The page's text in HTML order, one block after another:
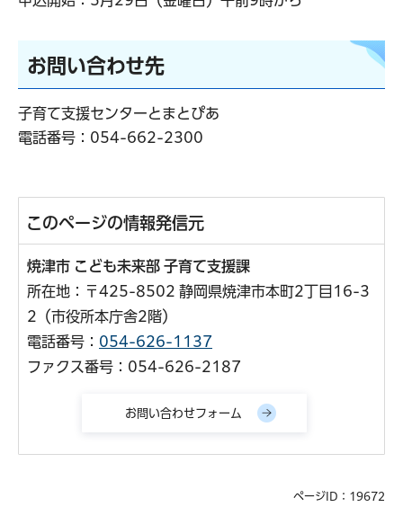
お問い合わせ先
子育て支援センターとまとぴあ
電話番号： 054-662-2300
このページの情報発信元
焼津市 こども未来部 子育て支援課
所在地：〒425-8502 静岡県焼津市本町2丁目16-3
2（市役所本庁舎2階）
電話番号： 054-626-1137
ファクス番号：054-626-2187
ページID：19672